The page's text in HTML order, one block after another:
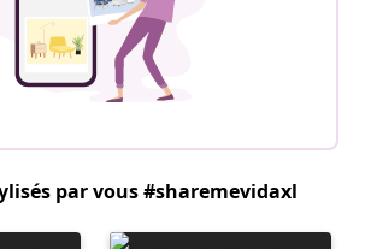
par vous #sharemevidaxl